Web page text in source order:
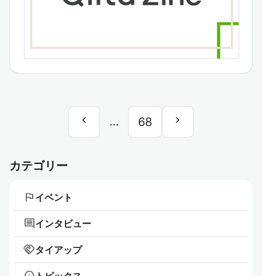
chevron_left … 68 chevron_right
カテゴリー
flag イベント
commentインタビュー
handshakeタイアップ